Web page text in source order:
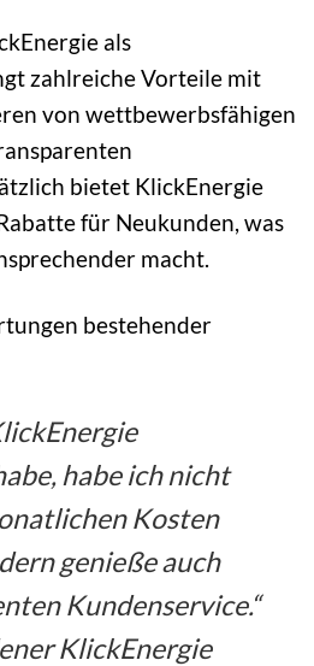
als
zahlreiche Vorteile mit
von wettbewerbsfähigen
bietet KlickEnergie
für Neukunden, was
macht.
bestehender
habe ich nicht
Kosten
genieße auch
Kundenservice.“
KlickEnergie